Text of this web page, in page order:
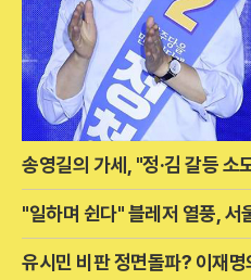
송영길의 가세, "정·김 갈등 소
"일하며 쉰다" 블레저 열풍, 서
유시민 비판 정면돌파? 이재